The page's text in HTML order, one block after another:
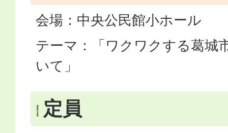
会場：中央公民館小ホール
テーマ：「ワクワクする葛城
いて」
定員